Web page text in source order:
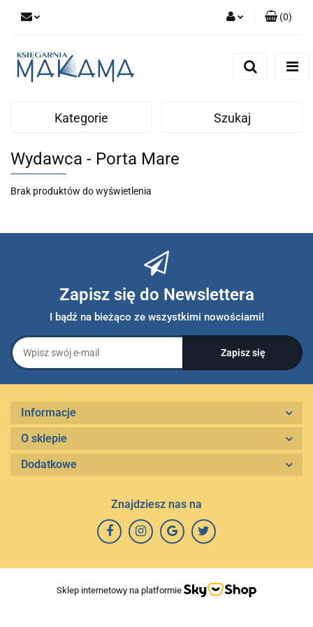
(0)
Kategorie Szukaj
Wydawca - Porta Mare
Brak produktów do wyświetlenia
Zapisz się do Newslettera
I bądź na bieżąco ze wszystkimi nowościami!
Informacje
O sklepie
Dodatkowe
Znajdziesz nas na
Sklep internetowy na platformie